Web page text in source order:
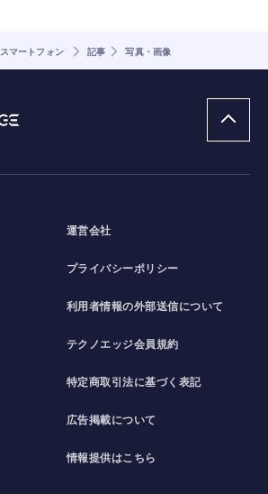
スマートフォン 記事 写真・画像
運営会社
プライバシーポリシー
利用者情報の外部送信について
テクノエッジ会員規約
特定商取引法に基づく表記
広告掲載について
情報提供はこちら